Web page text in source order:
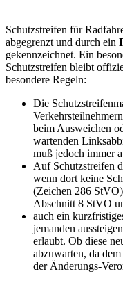
Schutzstreifen für
abgegrenzt und durch ein
gekennzeichnet. Ein
Schutzstreifen bleibt
besondere Regeln:
Die
Verkehrsteilnehmern
beim Ausweichen
wartenden
muß jedoch immer
Auf Schutzstreifen
wenn dort keine
(Zeichen 286
Abschnitt 8 StVO
auch ein
jemanden
erlaubt. Ob diese
abzuwarten, da
der Änderungs-